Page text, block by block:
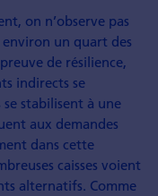
on n’observe pas
un quart des
de résilience,
indirects se
stabilisent à une
aux demandes
dans cette
caisses voient
alternatifs. Comme